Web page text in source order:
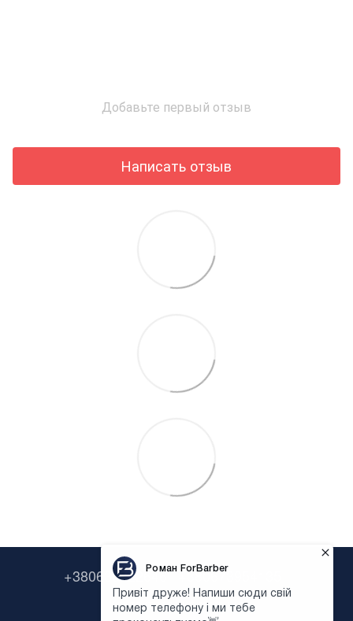
Добавьте первый отзыв
Написать отзыв
+380638322646 +380673954135
Контактная информация